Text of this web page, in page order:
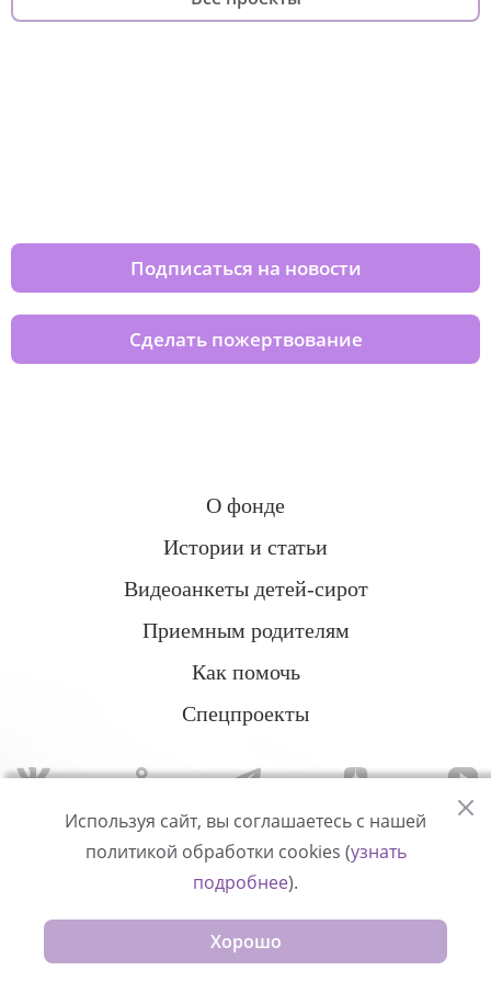
Подписаться на новости
Сделать пожертвование
О фонде
Истории и статьи
Видеоанкеты детей-сирот
Приемным родителям
Как помочь
Спецпроекты
Политика конфиденциальности
© Измени одну жизнь
Используя сайт, вы соглашаетесь с нашей
политикой обработки cookies (узнать
подробнее).
Хорошо